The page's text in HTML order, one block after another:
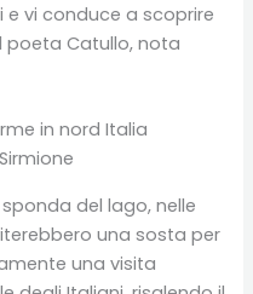
e vi conduce a scoprire
poeta Catullo, nota
del lago, nelle
una sosta per
una visita